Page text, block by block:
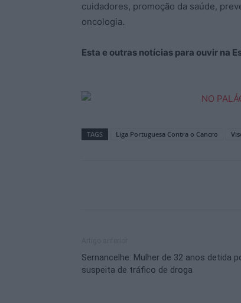
cuidadores, promoção da saúde,
oncologia.
Esta e outras notícias para ouvir na
TAGS Liga Portuguesa Contra o Cancro
Sernancelhe: Mulher de 32 anos detida
suspeita de tráfico de droga